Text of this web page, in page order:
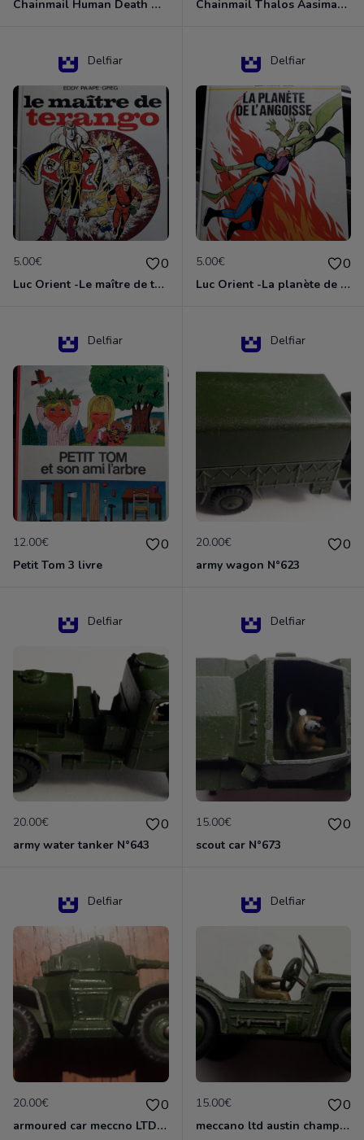
Chainmail Human Death Cleric Chainmail Thalos Aasimar Cleric
Delfiar
5.00€ 0
Luc Orient -Le maître de terango
Delfiar
5.00€ 0
Luc Orient -La planète de l'angoisse
Delfiar
12.00€ 0
Petit Tom 3 livre
Delfiar
20.00€ 0
army wagon N°623
Delfiar
20.00€ 0
army water tanker N°643
Delfiar
15.00€ 0
scout car N°673
Delfiar
20.00€ 0
armoured car meccno LTD N°670
Delfiar
15.00€ 0
meccano ltd austin champ N°674